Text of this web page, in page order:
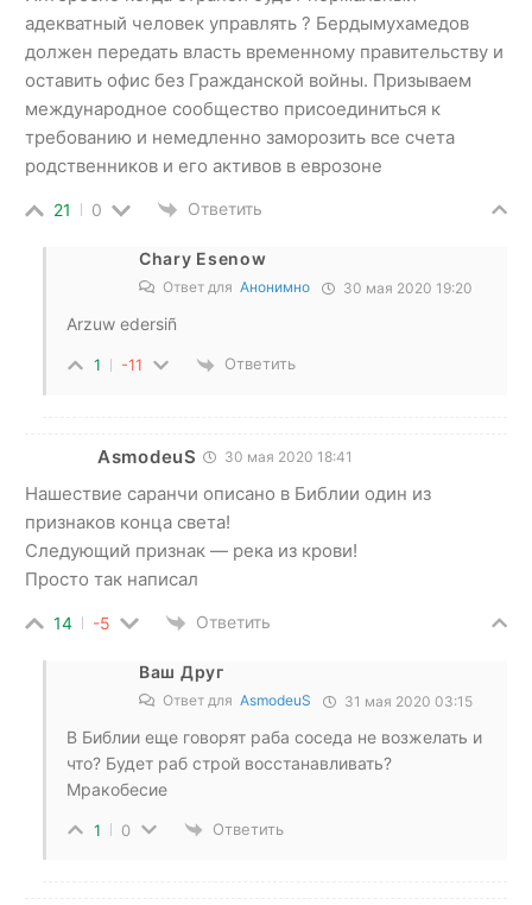
адекватный человек управлять ? Бердымухамедов
должен передать власть временному правительству и
оставить офис без Гражданской войны. Призываем
международное сообщество присоединиться к
требованию и немедленно заморозить все счета
родственников и его активов в еврозоне
21 0 Ответить
Chary Esenow
Ответ для Анонимно 30 мая 2020 19:20
Arzuw edersiñ
1 -11 Ответить
AsmodeuS 30 мая 2020 18:41
Нашествие саранчи описано в Библии один из
признаков конца света!
Следующий признак — река из крови!
Просто так написал
14 -5 Ответить
Ваш Друг
Ответ для AsmodeuS 31 мая 2020 03:15
В Библии еще говорят раба соседа не возжелать и
что? Будет раб строй восстанавливать?
Мракобесие
1 0 Ответить